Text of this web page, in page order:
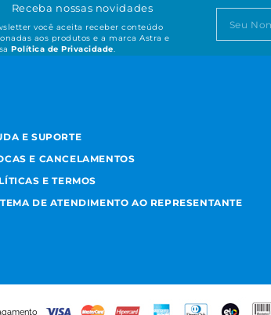
Receba nossas novidades
você aceita receber conteúdo
aos produtos e a marca Astra e
Política de Privacidade
E SUPORTE
E CANCELAMENTOS
E TERMOS
DE ATENDIMENTO AO REPRESENTANTE